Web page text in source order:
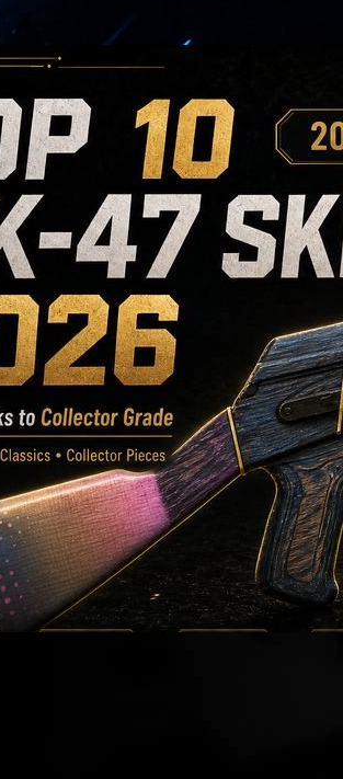
20, 2026
värda att köpa 2026: Från
till rekommendationer för samlare
AK-47-skinsen värda att köpa 2026, från
exklusiva samlarval. Den här guiden
slitage, marknadsvärde och köptips för att
att välja den bästa AK-47-skinen för sin
av Michael Johnson